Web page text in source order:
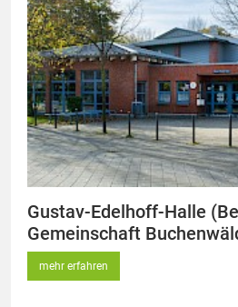
Gustav-Edelhoff-Halle
Gemeinschaft
mehr erfahren